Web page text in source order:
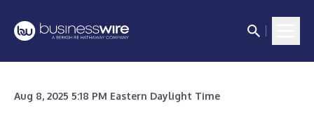
Aug 8, 2025 5:18 PM Eastern Daylight Time